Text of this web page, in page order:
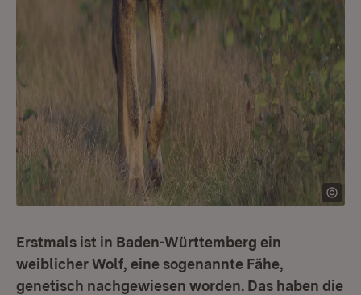
Erstmals ist in Baden-Württemberg ein
weiblicher Wolf, eine sogenannte Fähe,
genetisch nachgewiesen worden. Das haben die